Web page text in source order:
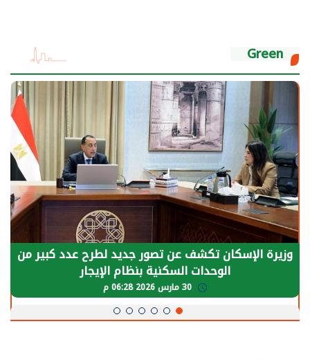
Green
وزيرة الإسكان تكشف عن تصور جديد لطرح عدد كبير من
الوحدات السكنية بنظام الإيجار